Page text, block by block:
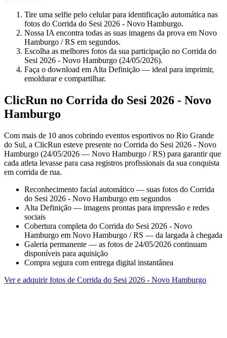
Tire uma selfie pelo celular para identificação automática nas
fotos do Corrida do Sesi 2026 - Novo Hamburgo.
Nossa IA encontra todas as suas imagens da prova em Novo
Hamburgo / RS em segundos.
Escolha as melhores fotos da sua participação no Corrida do
Sesi 2026 - Novo Hamburgo (24/05/2026).
Faça o download em Alta Definição — ideal para imprimir,
emoldurar e compartilhar.
ClicRun no Corrida do Sesi 2026 - Novo
Hamburgo
Com mais de 10 anos cobrindo eventos esportivos no Rio Grande
do Sul, a ClicRun esteve presente no Corrida do Sesi 2026 - Novo
Hamburgo (24/05/2026 — Novo Hamburgo / RS) para garantir que
cada atleta levasse para casa registros profissionais da sua conquista
em corrida de rua.
Reconhecimento facial automático — suas fotos do Corrida
do Sesi 2026 - Novo Hamburgo em segundos
Alta Definição — imagens prontas para impressão e redes
sociais
Cobertura completa do Corrida do Sesi 2026 - Novo
Hamburgo em Novo Hamburgo / RS — da largada à chegada
Galeria permanente — as fotos de 24/05/2026 continuam
disponíveis para aquisição
Compra segura com entrega digital instantânea
Ver e adquirir fotos de Corrida do Sesi 2026 - Novo Hamburgo